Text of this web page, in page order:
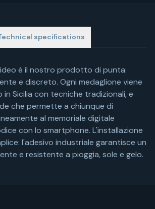
specifications
è il nostro prodotto di punta:
e discreto. Ogni medaglione viene
in Sicilia con tecniche tradizionali, e
che permette a chiunque di
al memoriale digitale
con lo smartphone. L'installazione
l'adesivo industriale garantisce un
e resistente a pioggia, sole e gelo.